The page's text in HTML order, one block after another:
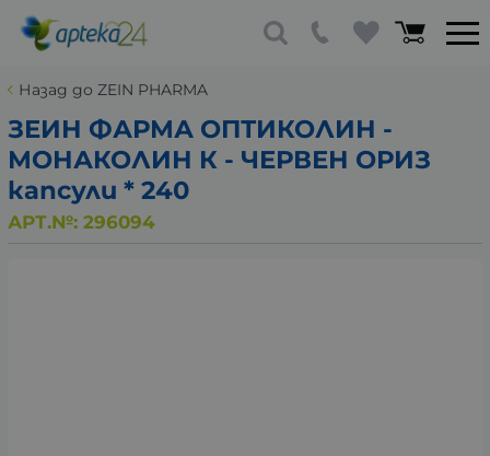
Назад до ZEIN PHARMA
ЗЕИН ФАРМА ОПТИКОЛИН -
МОНАКОЛИН К - ЧЕРВЕН ОРИЗ
капсули * 240
АРТ.№: 296094